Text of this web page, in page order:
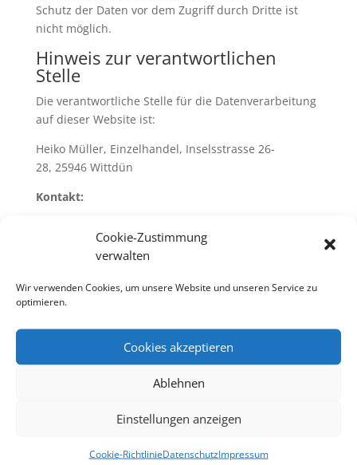
Cookie-Zustimmung
verwalten
Wir verwenden Cookies, um unsere Website und unseren Service zu
optimieren.
Cookies akzeptieren
Ablehnen
Einstellungen anzeigen
Cookie-RichtlinieDatenschutzImpressum
Schutz der Daten vor dem Zugriff durch Dritte ist
nicht möglich.
Hinweis zur verantwortlichen
Stelle
Die verantwortliche Stelle für die Datenverarbeitung
auf dieser Website ist:
Heiko Müller, Einzelhandel, Inselsstrasse 26-
28, 25946 Wittdün
Kontakt:
Mail: heiko.fred.mueller@t-online.de
juristische Person, die allein oder gemeinsam mit
anderen über die Zwecke und Mittel der
Verarbeitung von personenbezogenen Daten (z.B.
Namen, E-Mail-Adressen o. Ä.) entscheidet.
Widerruf Ihrer Einwilligung zur
Datenverarbeitung
Viele Datenverarbeitungsvorgänge sind nur mit Ihrer
eine bereits erteilte Einwilligung jederzeit